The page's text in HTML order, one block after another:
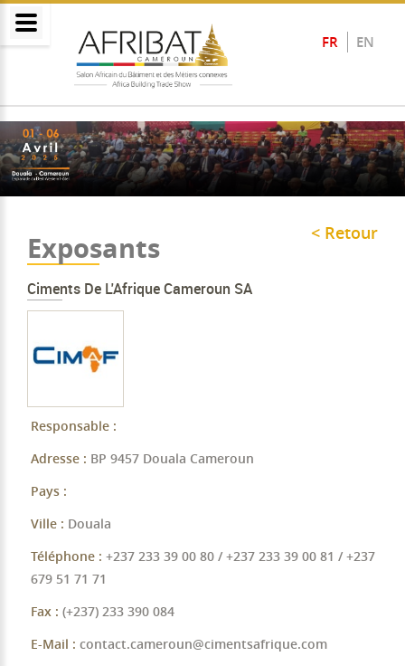
FR EN
Exposants < Retour
Ciments De L'Afrique Cameroun SA
Responsable :
Adresse : BP 9457 Douala Cameroun
Pays :
Ville : Douala
Téléphone : +237 233 39 00 80 / +237 233 39 00 81 / +237
679 51 71 71
Fax : (+237) 233 390 084
E-Mail : contact.cameroun@cimentsafrique.com